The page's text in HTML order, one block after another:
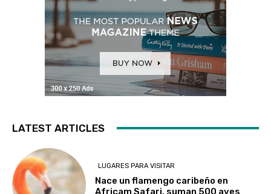
LATEST ARTICLES
LUGARES PARA VISITAR
Nace un flamengo caribeño en
Africam Safari, suman 500 aves